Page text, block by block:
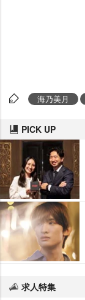
海乃美月
PICK UP
求人特集